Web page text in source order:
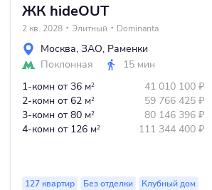
ЖК hideOUT
2 кв. 2028 Элитный Dominanta
Москва, ЗАО, Раменки
Поклонная
15 мин
1-комн от 36 м2 41 010 100 ₽
2-комн от 62 м2 59 766 425 ₽
3-комн от 80 м2 80 146 396 ₽
4-комн от 126 м2 111 344 400 ₽
127 квартир Без отделки
Клубный дом